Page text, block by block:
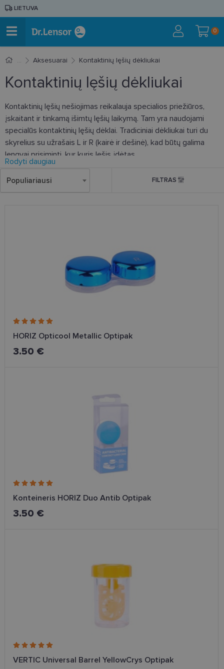
LIETUVA
0
Aksesuarai Kontaktinių lęšių dėkliukai
Kontaktinių lęšių dėkliukai
Kontaktinių lęšių nešiojimas reikalauja specialios priežiūros,
įskaitant ir tinkamą išimtų lęšių laikymą. Tam yra naudojami
specialūs kontaktinių lęšių dėklai. Tradiciniai dėkliukai turi du
skyrelius su užrašais L ir R (kairė ir dešinė), kad būtų galima
lengvai prisiminti, kur kuris lęšis įdėtas.
Rodyti daugiau
Populiariausi FILTRAS
HORIZ Opticool Metallic Optipak
3.50 €
Konteineris HORIZ Duo Antib Optipak
3.50 €
VERTIC Universal Barrel YellowCrys Optipak